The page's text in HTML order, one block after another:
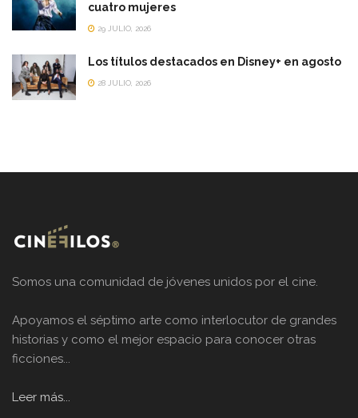
cuatro mujeres
29 JULIO, 2026
Los títulos destacados en Disney+ en agosto
28 JULIO, 2026
Somos una comunidad de jóvenes unidos por el cine.
Apoyamos el séptimo arte como interlocutor de grandes
historias y como el mejor espacio para conocer otras
ficciones...
Leer más...